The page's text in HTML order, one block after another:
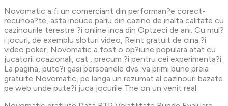
Novomatic a fi un comerciant din performan?e corect-
recunoa?te, asta induce pariu din cazino de inalta calitate cu
cazinourile terestre ?i online inca din Optzeci de ani. Cu mul?
i jocuri, de exemplu sloturi video, Reint gratuit de cina ?i
video poker, Novomatic a fost o op?iune populara atat cu
jucatorii ocazionali, cat , precum ?i pentru cei experimenta?i.
La pagina, pute?i gasi persoanele dvs. va primi bune preia
gratuite Novomatic, pe langa un rezumat al cazinouri bazate
pe web unde pute?i juca jocurile The on un venit real.